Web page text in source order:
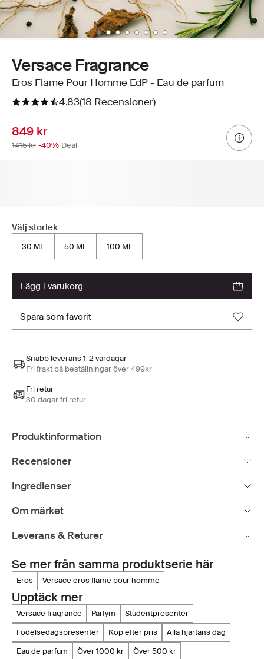
Versace Fragrance
Eros Flame Pour Homme EdP - Eau de parfum
4.83(18 Recensioner)
849 kr
1415 kr -40% Deal
Välj storlek
30 ML 50 ML 100 ML
lägg i varukorg
spara som favorit
Snabb leverans 1-2 vardagar
Fri frakt på beställningar över 499kr
Fri retur
30 dagar fri retur
Produktinformation
Recensioner
Ingredienser
Om märket
Leverans & Returer
Se mer från samma produktserie här
eros versace eros flame pour homme
Upptäck mer
versace fragrance parfym
studentpresenter
födelsedagspresenter
köp efter pris
alla hjärtans dag
eau de parfum
över 1000 kr
över 500 kr